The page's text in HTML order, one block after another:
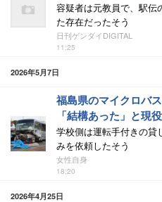
容疑者は元教員で、駅伝
た存在だったそう
日刊ゲンダイDIGITAL
11:25
2026年5月7日
福島県のマイクロバ
「結構あった」と現
学校側は運転手付きの貸
みを依頼したそう
女性自身
18:20
2026年4月25日